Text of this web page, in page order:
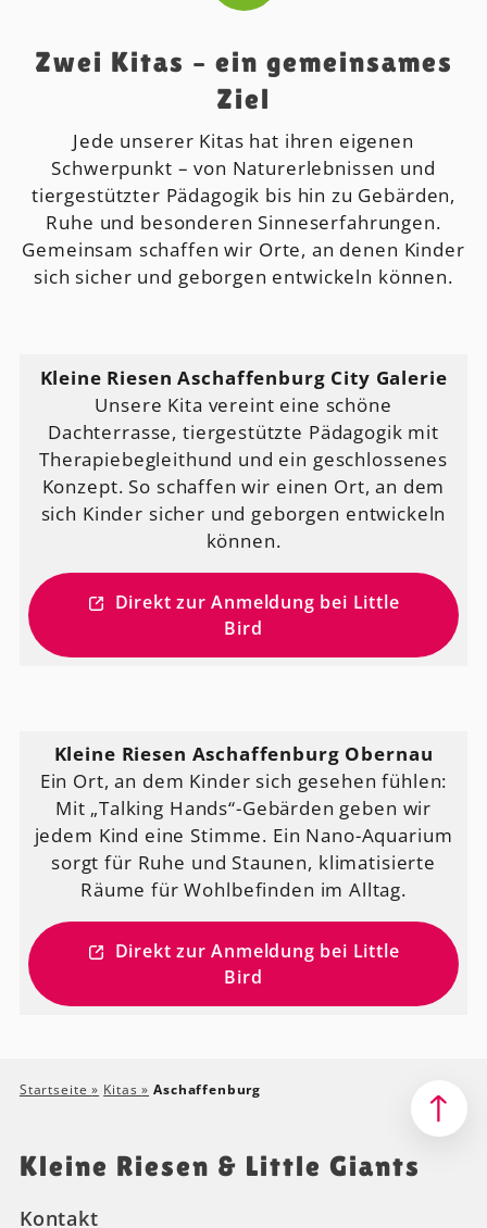
Zwei Kitas – ein gemeinsames
Ziel
Jede unserer Kitas hat ihren eigenen
Schwerpunkt – von Naturerlebnissen und
tiergestützter Pädagogik bis hin zu Gebärden,
Ruhe und besonderen Sinneserfahrungen.
Gemeinsam schaffen wir Orte, an denen Kinder
sich sicher und geborgen entwickeln können.
Kleine Riesen Aschaffenburg City Galerie
Unsere Kita vereint eine schöne
Dachterrasse, tiergestützte Pädagogik mit
Therapiebegleithund und ein geschlossenes
Konzept. So schaffen wir einen Ort, an dem
sich Kinder sicher und geborgen entwickeln
können.
Direkt zur Anmeldung bei Little
Bird
Kleine Riesen Aschaffenburg Obernau
Ein Ort, an dem Kinder sich gesehen fühlen:
Mit „Talking Hands“-Gebärden geben wir
jedem Kind eine Stimme. Ein Nano-Aquarium
sorgt für Ruhe und Staunen, klimatisierte
Räume für Wohlbefinden im Alltag.
Direkt zur Anmeldung bei Little
Bird
Startseite» Kitas» Aschaffenburg
Kleine Riesen & Little Giants
Kontakt